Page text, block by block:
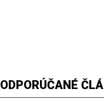
ODPORÚČANÉ